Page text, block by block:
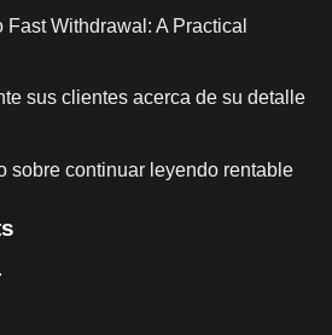
Withdrawal: A Practical
sus clientes acerca de su detalle
sobre continuar leyendo rentable